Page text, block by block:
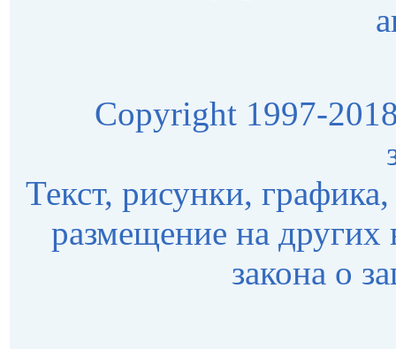
Copyright 1997-
Текст, рисунки,
размещение на других
закона о